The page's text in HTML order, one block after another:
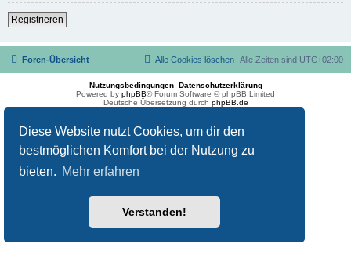
Diese Website nutzt Cookies, um dir den
bestmöglichen Komfort bei der Nutzung zu
bieten. Mehr erfahren
Verstanden!
Registrieren
Foren-Übersicht Alle Zeiten sind UTC+02:00
Alle Cookies löschen
Nutzungsbedingungen Datenschutzerklärung
Powered by phpBB® Forum Software © phpBB Limited
Deutsche Übersetzung durch phpBB.de